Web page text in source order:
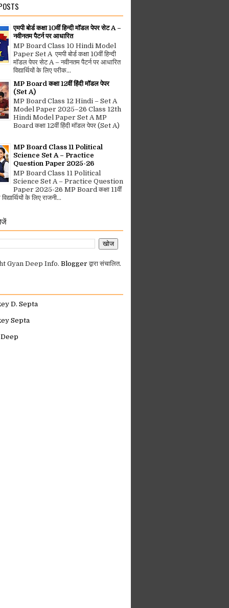
एमपी बोर्ड कक्षा 10वीं हिन्दी मॉडल पेपर सेट A –
नवीनतम पैटर्न पर आधारित
MP Board Class 10 Hindi Model
Paper Set A एमपी बोर्ड कक्षा 10वीं हिन्दी
मॉडल पेपर सेट A – नवीनतम पैटर्न पर आधारित
विद्यार्थियों के लिए परीक...
MP Board कक्षा 12वीं हिंदी मॉडल पेपर
(Set A)
MP Board Class 12 Hindi – Set A
Model Paper 2025–26 Class 12th
Hindi Model Paper Set A MP
Board कक्षा 12वीं हिंदी मॉडल पेपर (Set A)
MP Board Class 11 Political
Science Set A – Practice
Question Paper 2025-26
MP Board Class 11 Political
Science Set A – Practice Question
Paper 2025-26 MP Board कक्षा 11वीं
के लिए राजनी...
Gyan Deep Info. Blogger द्वारा संचालित.
D. Septa
Septa